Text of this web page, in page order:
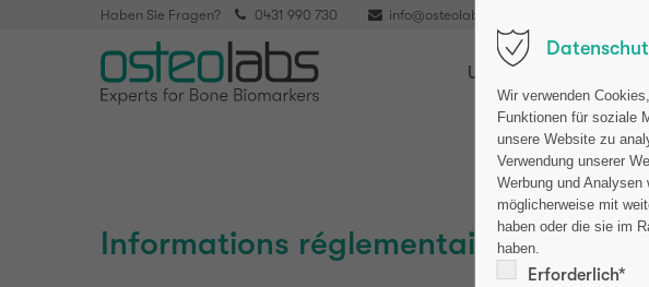
Haben Sie Fragen? 0431 990 730 info@osteolabs.de
Unternehmen
Informations réglementaires
Wir verwenden
Funktionen für soziale
unsere Website zu
Verwendung unserer
Werbung und
möglicherweise mit
haben oder die sie im
haben.
Erforderlich*